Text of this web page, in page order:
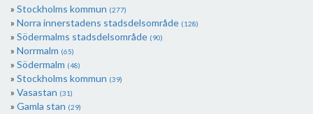
Stockholms kommun (277)
Norra innerstadens stadsdelsområde (128)
Södermalms stadsdelsområde (90)
Norrmalm (65)
Södermalm (48)
Stockholms kommun (39)
Vasastan (31)
Gamla stan (29)